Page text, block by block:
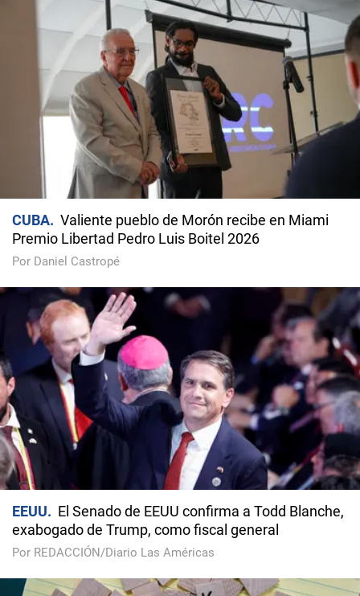
CUBA
Valiente pueblo de Morón recibe en Miami
Premio Libertad Pedro Luis Boitel 2026
Por Daniel Castropé
EEUU
El Senado de EEUU confirma a Todd Blanche,
exabogado de Trump, como fiscal general
Por REDACCIÓN/Diario Las Américas